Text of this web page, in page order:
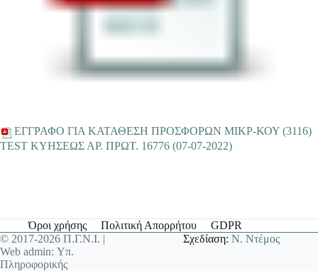
ΕΓΓΡΑΦΟ ΓΙΑ ΚΑΤΑΘΕΣΗ ΠΡΟΣΦΟΡΩΝ ΜΙΚΡ-ΚΟΥ (3116)
TEST ΚΥΗΣΕΩΣ ΑΡ. ΠΡΩΤ. 16776 (07-07-2022)
Όροι χρήσης Πολιτική Απορρήτου
GDPR
© 2017-2026 Π.Γ.Ν.Ι. |
Web admin: Υπ.
Πληροφορικής
Σχεδίαση:Ν. Ντέμος